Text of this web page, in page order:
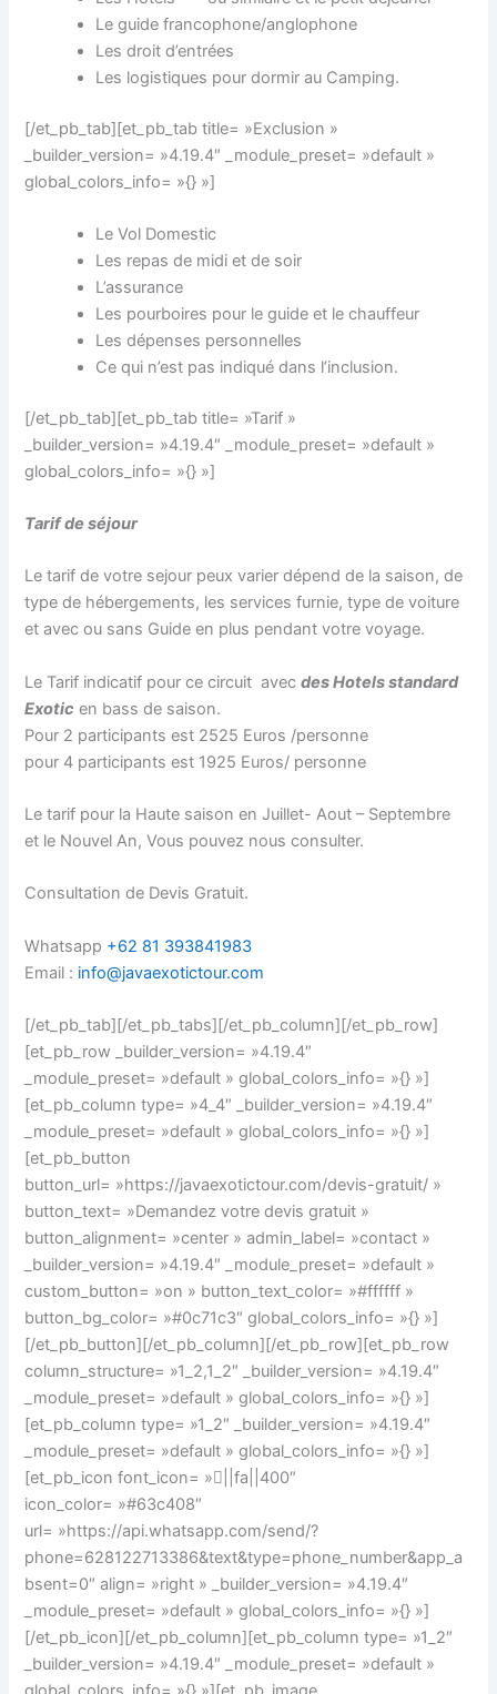
Le guide francophone/anglophone
Les droit d’entrées
Les logistiques pour dormir au Camping.
[/et_pb_tab][et_pb_tab title= »Exclusion »
_builder_version= »4.19.4″ _module_preset= »default »
global_colors_info= »{} »]
Le Vol Domestic
Les repas de midi et de soir
L’assurance
Les pourboires pour le guide et le chauffeur
Les dépenses personnelles
Ce qui n’est pas indiqué dans l’inclusion.
[/et_pb_tab][et_pb_tab title= »Tarif »
_builder_version= »4.19.4″ _module_preset= »default »
global_colors_info= »{} »]
Tarif de séjour
Le tarif de votre sejour peux varier dépend de la saison, de
type de hébergements, les services furnie, type de voiture
et avec ou sans Guide en plus pendant votre voyage.
Le Tarif indicatif pour ce circuit avecdes Hotels standard
Exotic en bass de saison.
Pour 2 participants est 2525 Euros /personne
pour 4 participants est 1925 Euros/ personne
Le tarif pour la Haute saison en Juillet- Aout – Septembre
et le Nouvel An, Vous pouvez nous consulter.
Consultation de Devis Gratuit.
Whatsapp +62 81 393841983
Email : info@javaexotictour.com
[/et_pb_tab][/et_pb_tabs][/et_pb_column][/et_pb_row]
[et_pb_row _builder_version= »4.19.4″
_module_preset= »default » global_colors_info= »{} »]
[et_pb_column type= »4_4″ _builder_version= »4.19.4″
_module_preset= »default » global_colors_info= »{} »]
[et_pb_button
button_url= »https://javaexotictour.com/devis-gratuit/ »
button_text= »Demandez votre devis gratuit »
button_alignment= »center » admin_label= »contact »
_builder_version= »4.19.4″ _module_preset= »default »
custom_button= »on » button_text_color= »#ffffff »
button_bg_color= »#0c71c3″ global_colors_info= »{} »]
[/et_pb_button][/et_pb_column][/et_pb_row][et_pb_row
column_structure= »1_2,1_2″ _builder_version= »4.19.4″
_module_preset= »default » global_colors_info= »{} »]
[et_pb_column type= »1_2″ _builder_version= »4.19.4″
_module_preset= »default » global_colors_info= »{} »]
[et_pb_icon font_icon= »||fa||400″
icon_color= »#63c408″
url= »https://api.whatsapp.com/send/?
phone=628122713386&text&type=phone_number&app_a
bsent=0″ align= »right » _builder_version= »4.19.4″
_module_preset= »default » global_colors_info= »{} »]
[/et_pb_icon][/et_pb_column][et_pb_column type= »1_2″
_builder_version= »4.19.4″ _module_preset= »default »